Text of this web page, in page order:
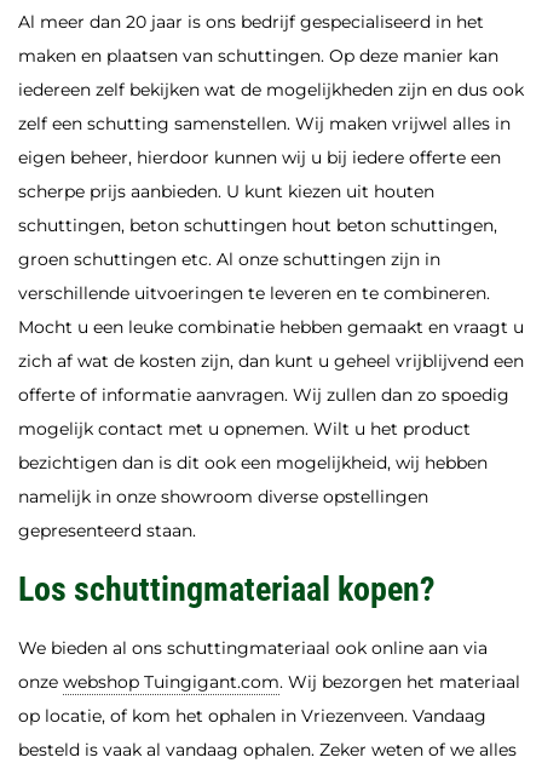
Al meer dan 20 jaar is ons bedrijf gespecialiseerd in het
maken en plaatsen van schuttingen. Op deze manier kan
iedereen zelf bekijken wat de mogelijkheden zijn en dus ook
zelf een schutting samenstellen. Wij maken vrijwel alles in
eigen beheer, hierdoor kunnen wij u bij iedere offerte een
scherpe prijs aanbieden. U kunt kiezen uit houten
schuttingen, beton schuttingen hout beton schuttingen,
groen schuttingen etc. Al onze schuttingen zijn in
verschillende uitvoeringen te leveren en te combineren.
Mocht u een leuke combinatie hebben gemaakt en vraagt u
zich af wat de kosten zijn, dan kunt u geheel vrijblijvend een
offerte of informatie aanvragen. Wij zullen dan zo spoedig
mogelijk contact met u opnemen. Wilt u het product
bezichtigen dan is dit ook een mogelijkheid, wij hebben
namelijk in onze showroom diverse opstellingen
gepresenteerd staan.
Los schuttingmateriaal kopen?
We bieden al ons schuttingmateriaal ook online aan via
onze webshop Tuingigant.com. Wij bezorgen het materiaal
op locatie, of kom het ophalen in Vriezenveen. Vandaag
besteld is vaak al vandaag ophalen. Zeker weten of we alles